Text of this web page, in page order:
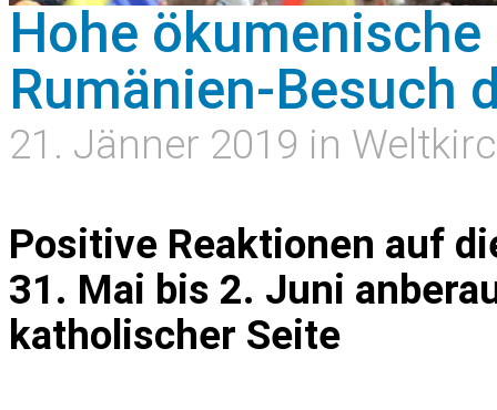
Hohe
Rumänien-Besuch
21. Jänner 2019 in
Positive Reaktionen auf
31. Mai bis 2. Juni
katholischer Seite